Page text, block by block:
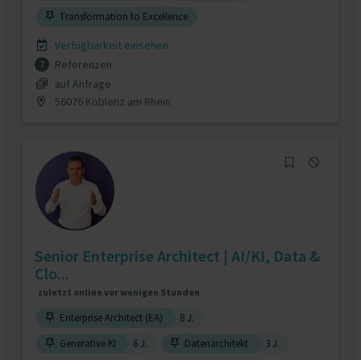
Transformation to Excellence
Verfügbarkeit einsehen
7
Referenzen
auf Anfrage
56076 Koblenz am Rhein
Senior Enterprise Architect | AI/KI, Data &
Clo...
zuletzt online vor wenigen Stunden
Enterprise Architect (EA)
8 J.
Generative KI
6 J. Datenarchitekt 3 J.